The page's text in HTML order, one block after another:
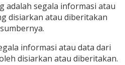
adalah segala informasi atau
disiarkan atau diberitakan
informasi atau data dari
disiarkan atau diberitakan.